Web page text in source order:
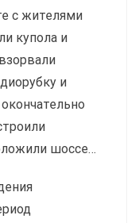
с жителями
купола и
и
шоссе…